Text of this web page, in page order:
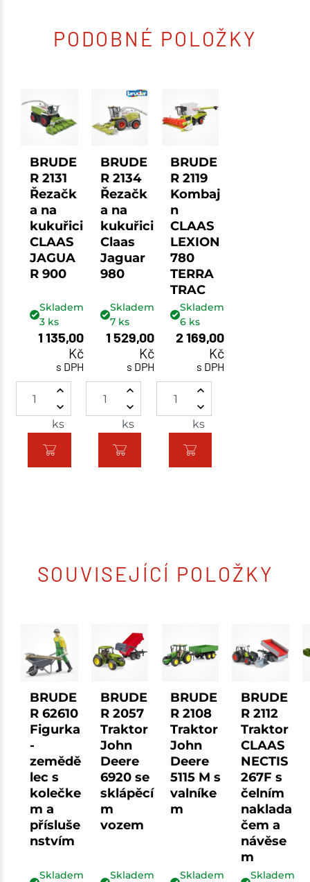
PODOBNÉ POLOŽKY
BRUDE
R 2131
Řezačk
a na
kukuřici
CLAAS
JAGUA
R 900
Skladem
3ks
1 135,00
Kč
s DPH
ks
BRUDE
R 2134
Řezačk
a na
kukuřici
Claas
Jaguar
980
Skladem
7ks
1 529,00
Kč
s DPH
ks
BRUDE
R 2119
Kombaj
n
CLAAS
LEXION
780
TERRA
TRAC
Skladem
6 ks
2 169,00
Kč
s DPH
ks
SOUVISEJÍCÍ POLOŽKY
BRUDE
R 62610
Figurka
-
zemědě
lec s
kolečke
m a
přísluše
nstvím
Skladem
BRUDE
R 2057
Traktor
John
Deere
6920 se
sklápěcí
m
vozem
Skladem
BRUDE
R 2108
Traktor
John
Deere
5115 M s
valníke
m
Skladem
BRUDE
R 2112
Traktor
CLAAS
NECTIS
267F s
čelním
naklada
čem a
návěse
m
Skladem